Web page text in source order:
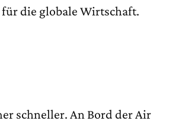
die globale Wirtschaft.
schneller. An Bord der Air